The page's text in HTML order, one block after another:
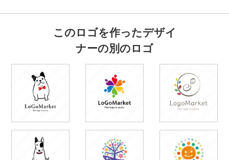
このロゴを作ったデザイ
ナーの別のロゴ